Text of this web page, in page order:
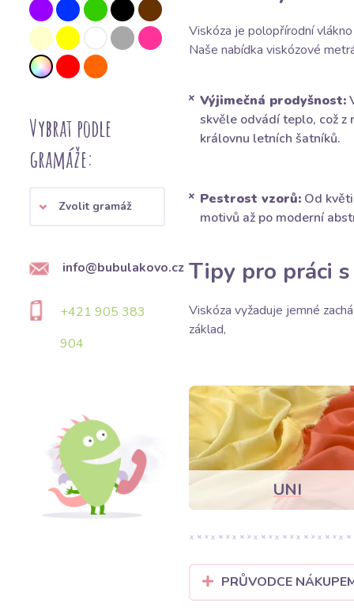
Vybrat podle
gramáže:
Zvolit gramáž
info@bubulakovo.cz
+421 905 383
904
Viskóza je polopřírodní
Naše nabídka viskózové
Výjimečná prodyšnost:
skvěle odvádí teplo, což z
královnu letních šatníků.
Pestrost vzorů: Od
motivů až po moderní
Tipy pro práci
Viskóza vyžaduje jemné
základ,
UNI
PRŮVODCE